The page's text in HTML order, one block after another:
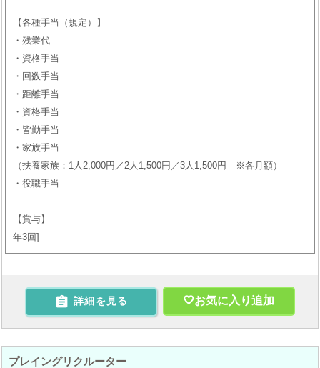
【各種手当（規定）】
・残業代
・資格手当
・回数手当
・距離手当
・資格手当
・皆勤手当
・家族手当
（扶養家族：1人2,000円／2人1,500円／3人1,500円 ※各月額）
・役職手当
【賞与】
年3回
 詳細を見る お気に入り追加
プレイングリクルーター